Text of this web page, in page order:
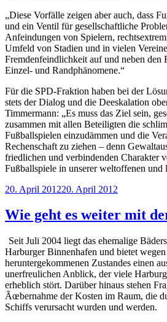
„Diese Vorfälle zeigen aber auch, dass
und ein Ventil für gesellschaftliche
Anfeindungen von Spielern,
Umfeld von Stadien und in vielen
Fremdenfeindlichkeit auf und neben den
Einzel- und Randphänomene.“
Für die SPD-Fraktion haben bei der
stets der Dialog und die Deeskalation
Timmermann: „Es muss das Ziel sein,
zusammen mit allen Beteiligten die
Fußballspielen einzudämmen und die
Rechenschaft zu ziehen – denn
friedlichen und verbindenden Charakter
Fußballspiele in unserer weltoffenen und
Veröffentlicht
20. April 201220. April 2012
Wie geht es weiter mit
Seit Juli 2004 liegt das ehemalige
Harburger Binnenhafen und bietet wegen
heruntergekommenen Zustandes einen
unerfreulichen Anblick, der viele
erheblich stört. Darüber hinaus stehen
Ãœbernahme der Kosten im Raum, die
Schiffs verursacht wurden und werden.